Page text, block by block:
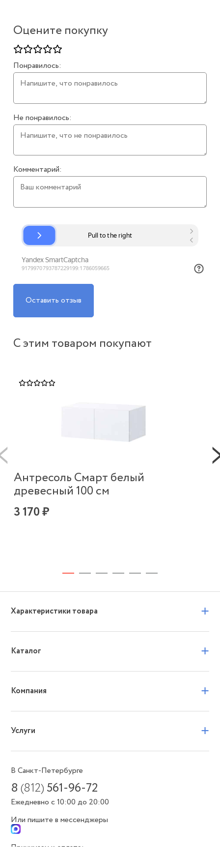
Оцените покупку
Понравилось:
Не понравилось:
Комментарий:
Оставить отзыв
С этим товаром покупают
Антресоль Смарт белый
древесный 100 см
3 170 ₽
Характеристики товара +
Каталог +
Компания +
Услуги +
В Санкт-Петербурге
8(812) 561-96-72
Ежедневно с 10:00 до 20:00
Или пишите в мессенджеры
Принимаем к оплате: